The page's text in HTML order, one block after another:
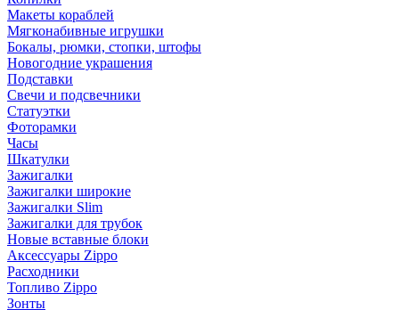
Макеты кораблей
Мягконабивные игрушки
Бокалы, рюмки, стопки, штофы
Новогодние украшения
Подставки
Свечи и подсвечники
Статуэтки
Фоторамки
Часы
Шкатулки
Зажигалки
Зажигалки широкие
Зажигалки Slim
Зажигалки для трубок
Новые вставные блоки
Аксессуары Zippo
Расходники
Топливо Zippo
Зонты